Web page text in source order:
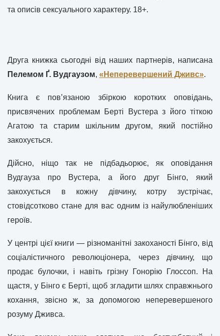
та описів сексуального характеру. 18+.
Друга книжка сьогодні від наших партнерів, написана
Пелемом Ґ. Вудгаузом, «Неперевершений Дживс».
Книга є пов’язаною збіркою коротких оповідань,
присвячених проблемам Берті Вустера з його тіткою
Агатою та старим шкільним другом, який постійно
закохується.
Дійсно, ніщо так не підбадьорює, як оповідання
Вудгауза про Вустера, а його друг Бінго, який
закохується в кожну дівчину, котру зустрічає,
стовідсотково стане для вас одним із найулюбленіших
героїв.
У центрі цієї книги — різноманітні закоханості Бінго, від
соціалістичного революціонера, через дівчину, що
продає булочки, і навіть грізну Гонорію Глоссоп. На
щастя, у Бінго є Берті, щоб згладити шлях справжнього
кохання, звісно ж, за допомогою неперевершеного
розуму Дживса.